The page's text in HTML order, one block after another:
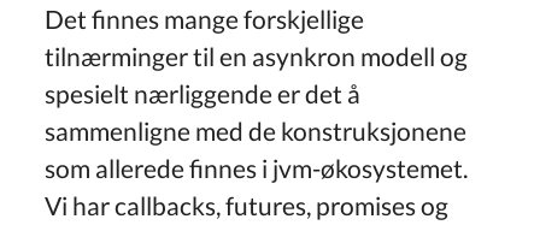
Det finnes mange forskjellige
tilnærminger til en asynkron modell og
spesielt nærliggende er det å
sammenligne med de konstruksjonene
som allerede finnes i jvm-økosystemet.
Vi har callbacks, futures, promises og